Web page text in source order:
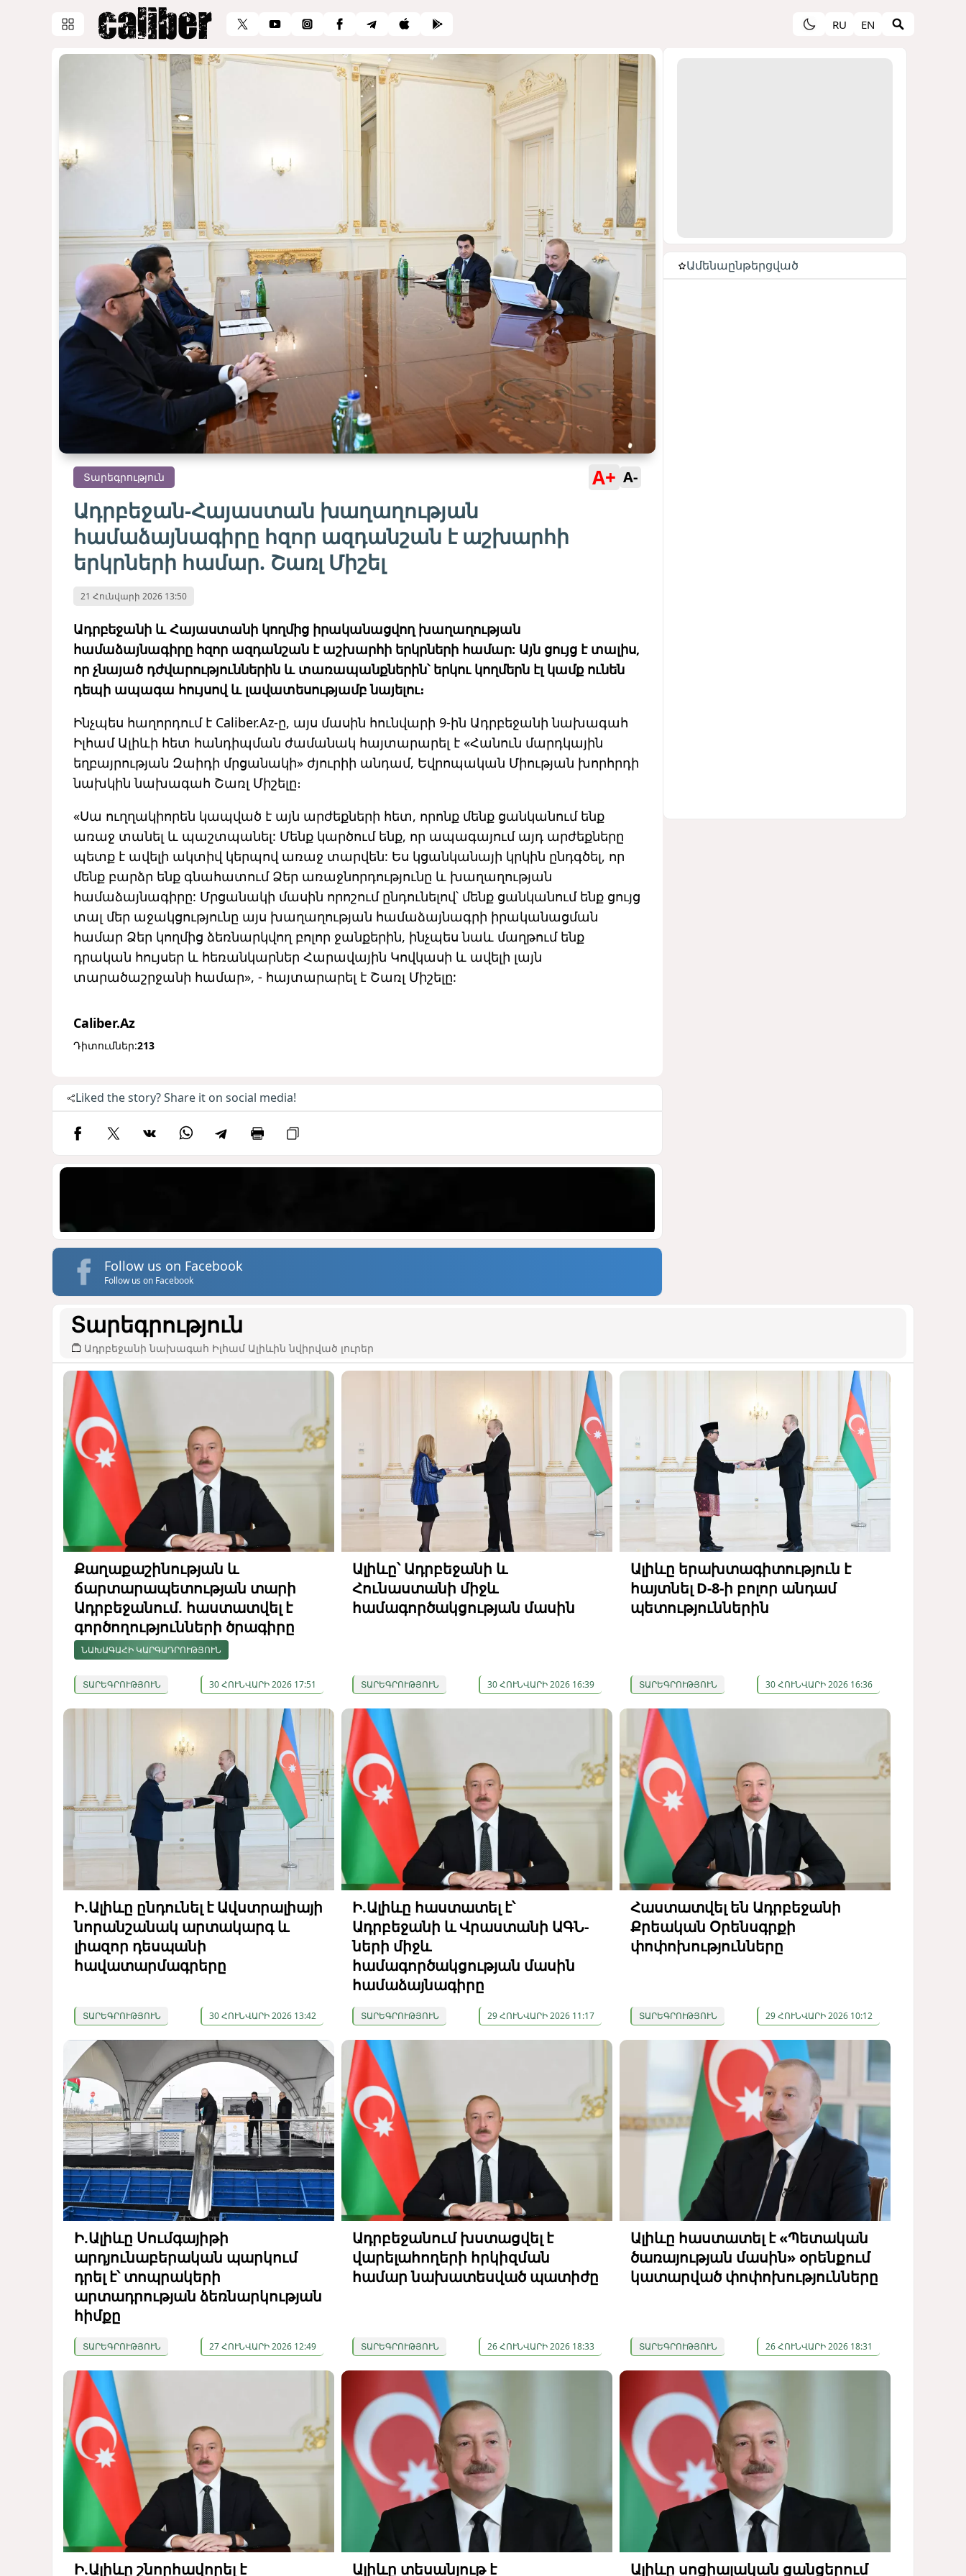
RU EN
Տարեգրություն A+ A-
Ադրբեջան-Հայաստան խաղաղության
համաձայնագիրը հզոր ազդանշան է աշխարհի
երկրների համար. Շառլ Միշել
21 Հունվարի 2026 13:50
Ադրբեջանի և Հայաստանի կողմից իրականացվող խաղաղության
համաձայնագիրը հզոր ազդանշան է աշխարհի երկրների համար: Այն ցույց է տալիս,
որ չնայած դժվարություններին և տառապանքներին՝ երկու կողմերն էլ կամք ունեն
դեպի ապագա հույսով և լավատեսությամբ նայելու։
Ինչպես հաղորդում է Caliber.Az-ը, այս մասին հունվարի 9-ին Ադրբեջանի նախագահ
Իլհամ Ալիևի հետ հանդիպման ժամանակ հայտարարել է «Հանուն մարդկային
եղբայրության Զաիդի մրցանակի» ժյուրիի անդամ, Եվրոպական Միության խորհրդի
նախկին նախագահ Շառլ Միշելը։
«Սա ուղղակիորեն կապված է այն արժեքների հետ, որոնք մենք ցանկանում ենք
առաջ տանել և պաշտպանել: Մենք կարծում ենք, որ ապագայում այդ արժեքները
պետք է ավելի ակտիվ կերպով առաջ տարվեն: Ես կցանկանայի կրկին ընդգծել, որ
մենք բարձր ենք գնահատում Ձեր առաջնորդությունը և խաղաղության
համաձայնագիրը: Մրցանակի մասին որոշում ընդունելով՝ մենք ցանկանում ենք ցույց
տալ մեր աջակցությունը այս խաղաղության համաձայնագրի իրականացման
համար Ձեր կողմից ձեռնարկվող բոլոր ջանքերին, ինչպես նաև մաղթում ենք
դրական հույսեր և հեռանկարներ Հարավային Կովկասի և ավելի լայն
տարածաշրջանի համար», - հայտարարել է Շառլ Միշելը:
Caliber.Az
Դիտումներ:213
Liked the story? Share it on social media!
Follow us on Facebook
Follow us on Facebook
Ամենաընթերցված
Տարեգրություն
Ադրբեջանի նախագահ Իլհամ Ալիևին նվիրված լուրեր
Քաղաքաշինության և
ճարտարապետության տարի
Ադրբեջանում. հաստատվել է
գործողությունների ծրագիրը
ՆԱԽԱԳԱՀԻ ԿԱՐԳԱԴՐՈՒԹՅՈՒՆ
ՏԱՐԵԳՐՈՒԹՅՈՒՆ 30 ՀՈՒՆՎԱՐԻ 2026 17:51
Ալիևը՝ Ադրբեջանի և
Հունաստանի միջև
համագործակցության մասին
ՏԱՐԵԳՐՈՒԹՅՈՒՆ 30 ՀՈՒՆՎԱՐԻ 2026 16:39
Ալիևը երախտագիտություն է
հայտնել D-8-ի բոլոր անդամ
պետություններին
ՏԱՐԵԳՐՈՒԹՅՈՒՆ 30 ՀՈՒՆՎԱՐԻ 2026 16:36
Ի.Ալիևը ընդունել է Ավստրալիայի
նորանշանակ արտակարգ և
լիազոր դեսպանի
հավատարմագրերը
ՏԱՐԵԳՐՈՒԹՅՈՒՆ 30 ՀՈՒՆՎԱՐԻ 2026 13:42
Ի.Ալիևը հաստատել է՝
Ադրբեջանի և Վրաստանի ԱԳՆ-
ների միջև
համագործակցության մասին
համաձայնագիրը
ՏԱՐԵԳՐՈՒԹՅՈՒՆ 29 ՀՈՒՆՎԱՐԻ 2026 11:17
Հաստատվել են Ադրբեջանի
Քրեական Օրենսգրքի
փոփոխությունները
ՏԱՐԵԳՐՈՒԹՅՈՒՆ 29 ՀՈՒՆՎԱՐԻ 2026 10:12
Ի.Ալիևը Սումգայիթի
արդյունաբերական պարկում
դրել է՝ տոպրակերի
արտադրության ձեռնարկության
հիմքը
ՏԱՐԵԳՐՈՒԹՅՈՒՆ 27 ՀՈՒՆՎԱՐԻ 2026 12:49
Ադրբեջանում խստացվել է
վարելահողերի հրկիզման
համար նախատեսված պատիժը
ՏԱՐԵԳՐՈՒԹՅՈՒՆ 26 ՀՈՒՆՎԱՐԻ 2026 18:33
Ալիևը հաստատել է «Պետական
ծառայության մասին» օրենքում
կատարված փոփոխությունները
ՏԱՐԵԳՐՈՒԹՅՈՒՆ 26 ՀՈՒՆՎԱՐԻ 2026 18:31
Ի.Ալիևը շնորհավորել է Ալիևը տեսանյութ է Ալիևը սոցիալական ցանցերում